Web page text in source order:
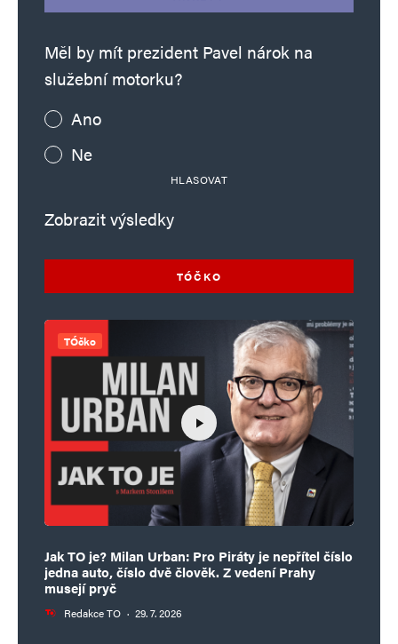
Měl by mít prezident Pavel nárok na
služební motorku?
Ano
Ne
HLASOVAT
Zobrazit výsledky
TÓČKO
TÓčko
Jak TO je? Milan Urban: Pro Piráty je nepřítel číslo
jedna auto, číslo dvě člověk. Z vedení Prahy
musejí pryč
Redakce TO · 29. 7. 2026